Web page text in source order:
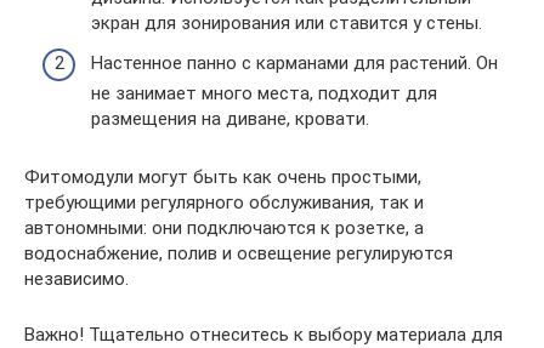
экран для зонирования или ставится у стены.
Настенное панно с карманами для растений. Он
не занимает много места, подходит для
размещения на диване, кровати.
Фитомодули могут быть как очень простыми,
требующими регулярного обслуживания, так и
автономными: они подключаются к розетке, а
водоснабжение, полив и освещение регулируются
независимо.
Важно! Тщательно отнеситесь к выбору материала для